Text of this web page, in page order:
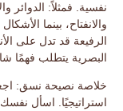
نفسية. فمثلاً: الدوائر
والانفتاح، بينما
الرفيعة قد تدل على
البصرية يتطلب فهمًا
خلاصة نصيحة نسق:
استراتيجيًا. اسأل نفسك: